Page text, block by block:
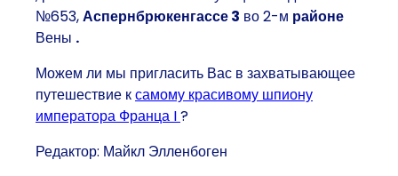
№653,Аспернбрюкенгассе 3 во 2-м районе
Вены .
Можем ли мы пригласить Вас в захватывающее
путешествие ксамому красивому шпиону
императора Франца I?
Редактор: Майкл Элленбоген